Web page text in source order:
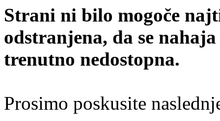
Strani ni bilo mogoče
odstranjena, da se
trenutno nedostopna.
Prosimo poskusite